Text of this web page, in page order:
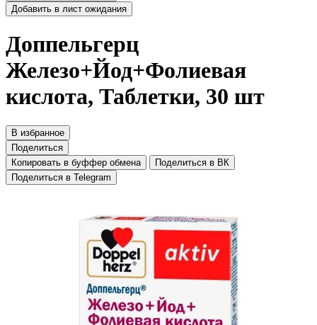
Добавить в лист ожидания
Доппельгерц
Железо+Йод+Фолиевая
кислота, Таблетки, 30 шт
В избранное
Поделиться
Копировать в буффер обмена
Поделиться в ВК
Поделиться в Telegram